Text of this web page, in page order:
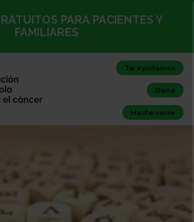
PARA PACIENTES Y
FAMILIARES
Te ayudamos
Dona
Hazte socio